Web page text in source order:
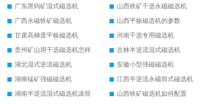
广东黑钨矿湿式磁选机
山西铁矿干选永磁磁选机
广西永磁铁矿磁选机
山西平板磁选机的参数
甘肃高梯度平板磁选机
河南干选专用磁选机
贵州矿山用干选磁选机怎样调磁
吉林半逆流湿式磁选机
湖北湿式逆流磁选机
安徽小型强磁磁选机
湖南锰矿强磁磁选机
江西半逆流永磁筒式磁选机
湖南半逆流湿式磁选机滚筒
山西铁矿磁选机如何配置